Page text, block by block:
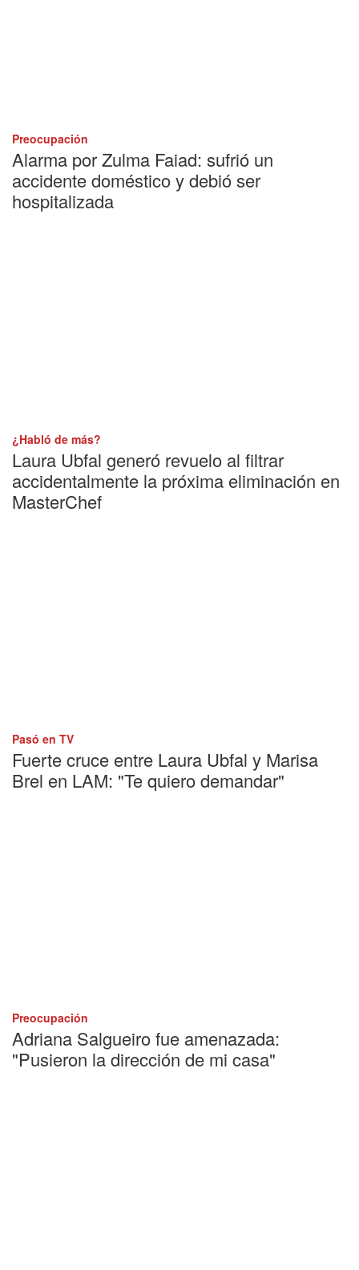
Preocupación
Alarma por Zulma Faiad: sufrió un
accidente doméstico y debió ser
hospitalizada
¿Habló de más?
Laura Ubfal generó revuelo al filtrar
accidentalmente la próxima eliminación en
MasterChef
Pasó en TV
Fuerte cruce entre Laura Ubfal y Marisa
Brel en LAM: "Te quiero demandar"
Preocupación
Adriana Salgueiro fue amenazada:
"Pusieron la dirección de mi casa"